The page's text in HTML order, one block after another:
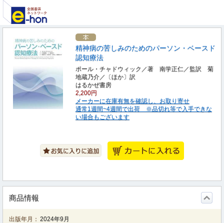
精神病の苦しみのためのパーソン・ベースド
認知療法
ポール・チャドウィック／著 南学正仁／監訳 菊
地蔵乃介／〔ほか〕訳
はるかぜ書房
2,200円
メーカーに在庫有無を確認し、お取り寄せ
通常1週間~4週間で出荷 ※品切れ等で入手できな
い場合もございます
商品情報
出版年月： 2024年9月